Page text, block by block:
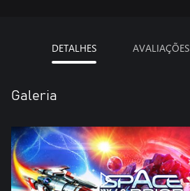
DETALHES AVALIAÇÕES
Galeria